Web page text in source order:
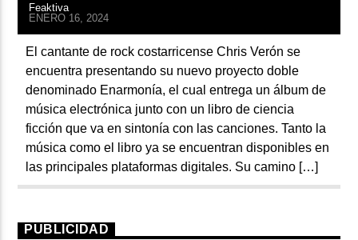
Feaktiva
ENERO 16, 2024
El cantante de rock costarricense Chris Verón se
encuentra presentando su nuevo proyecto doble
denominado Enarmonía, el cual entrega un álbum de
música electrónica junto con un libro de ciencia
ficción que va en sintonía con las canciones. Tanto la
música como el libro ya se encuentran disponibles en
las principales plataformas digitales. Su camino […]
PUBLICIDAD